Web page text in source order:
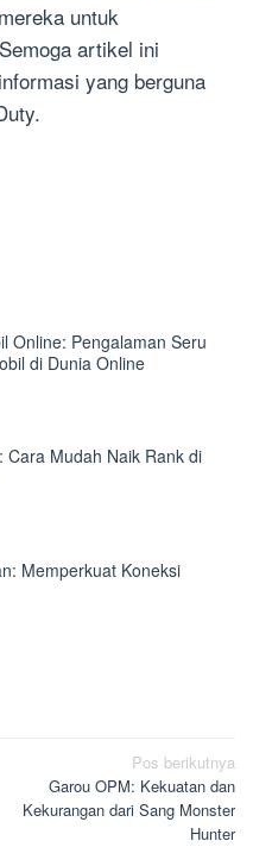
untuk
artikel ini
yang berguna
Online: Pengalaman Seru
di Dunia Online
Cara Mudah Naik Rank di
Memperkuat Koneksi
Pos berikutnya
Garou OPM: Kekuatan dan
Kekurangan dari Sang Monster
Hunter